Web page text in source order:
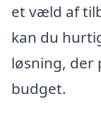
et væld af
kan du
løsning, der
budget.